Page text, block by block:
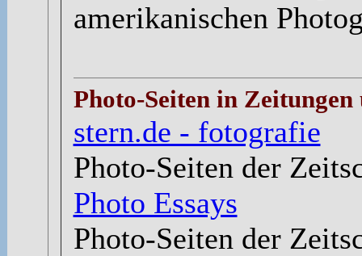
amerikanischen
Photo-Seiten in
stern.de - fotografie
Photo-Seiten der
Photo Essays
Photo-Seiten der